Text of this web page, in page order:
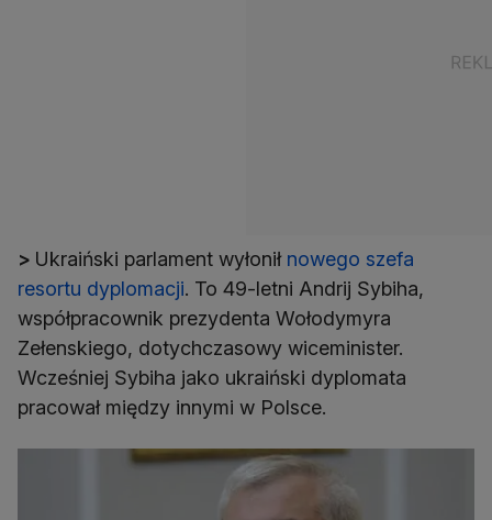
> Ukraiński parlament wyłonił nowego szefa
resortu dyplomacji. To 49-letni Andrij Sybiha,
współpracownik prezydenta Wołodymyra
Zełenskiego, dotychczasowy wiceminister.
Wcześniej Sybiha jako ukraiński dyplomata
pracował między innymi w Polsce.